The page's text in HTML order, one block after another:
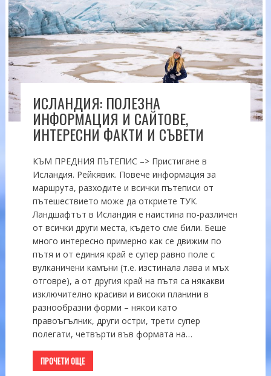
ИСЛАНДИЯ: ПОЛЕЗНА
ИНФОРМАЦИЯ И САЙТОВЕ,
ИНТЕРЕСНИ ФАКТИ И СЪВЕТИ
КЪМ ПРЕДНИЯ ПЪТЕПИС –> Пристигане в
Исландия. Рейкявик. Повече информация за
маршрута, разходите и всички пътеписи от
пътешествието може да откриете ТУК.
Ландшафтът в Исландия е наистина по-различен
от всички други места, където сме били. Беше
много интересно примерно как се движим по
пътя и от единия край е супер равно поле с
вулканичени камъни (т.е. изстинала лава и мъх
отговре), а от другия край на пътя са някакви
изключително красиви и високи планини в
разнообразни форми – някои като
правоъгълник, други остри, трети супер
полегати, четвърти във формата на…
ПРОЧЕТИ ОЩЕ